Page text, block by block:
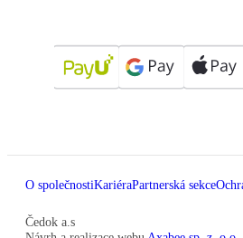
O společnostiKariéraPartnerská sekce
Čedok a.s